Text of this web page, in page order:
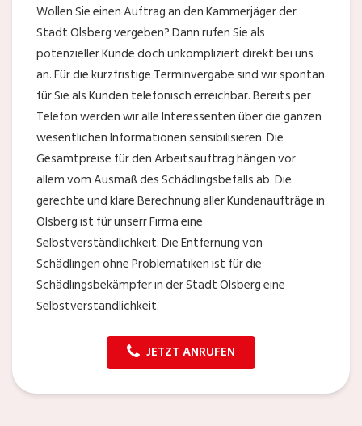
Wollen Sie einen Auftrag an den Kammerjäger der
Stadt Olsberg vergeben? Dann rufen Sie als
potenzieller Kunde doch unkompliziert direkt bei uns
an. Für die kurzfristige Terminvergabe sind wir spontan
für Sie als Kunden telefonisch erreichbar. Bereits per
Telefon werden wir alle Interessenten über die ganzen
wesentlichen Informationen sensibilisieren. Die
Gesamtpreise für den Arbeitsauftrag hängen vor
allem vom Ausmaß des Schädlingsbefalls ab. Die
gerechte und klare Berechnung aller Kundenaufträge in
Olsberg ist für unserr Firma eine
Selbstverständlichkeit. Die Entfernung von
Schädlingen ohne Problematiken ist für die
Schädlingsbekämpfer in der Stadt Olsberg eine
Selbstverständlichkeit.
JETZT ANRUFEN